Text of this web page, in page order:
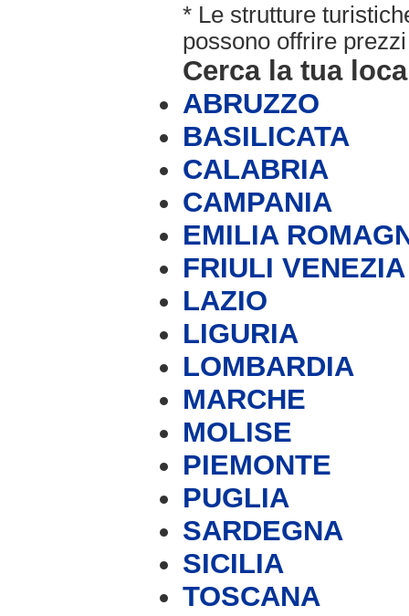
* Le strutture
possono offrire
Cerca la tua
ABRUZZO
BASILICATA
CALABRIA
CAMPANIA
EMILIA
FRIULI
LAZIO
LIGURIA
LOMBARDIA
MARCHE
MOLISE
PIEMONTE
PUGLIA
SARDEGNA
SICILIA
TOSCANA